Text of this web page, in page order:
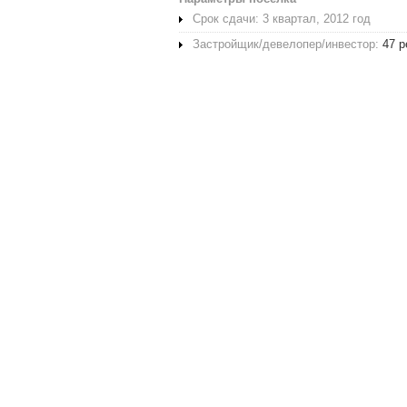
Срок сдачи: 3 квартал, 2012 год
Застройщик/девелопер/инвестор: 47